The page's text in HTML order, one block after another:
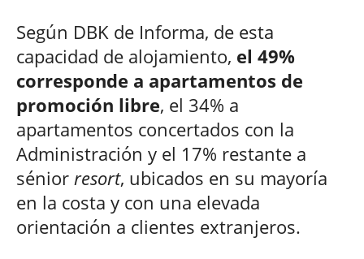
Según DBK de Informa, de esta
capacidad de alojamiento, el 49%
corresponde a apartamentos de
promoción libre, el 34% a
apartamentos concertados con la
Administración y el 17% restante a
sénior resort, ubicados en su mayoría
en la costa y con una elevada
orientación a clientes extranjeros.